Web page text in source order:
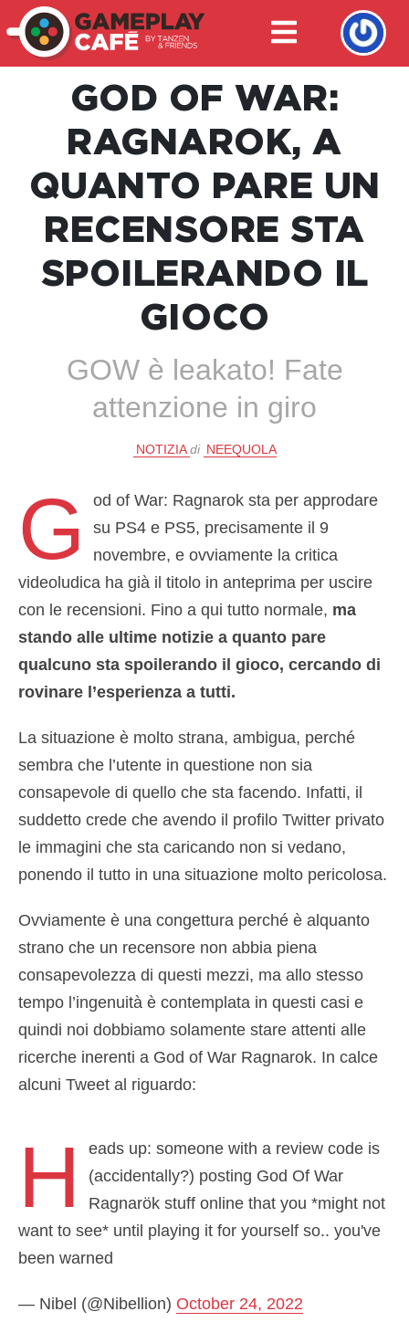
GOD OF WAR:
RAGNAROK, A
QUANTO PARE UN
RECENSORE STA
SPOILERANDO IL
GIOCO
GOW è leakato! Fate
attenzione in giro
NOTIZIA di NEEQUOLA
G
od of War: Ragnarok sta per approdare
su PS4 e PS5, precisamente il 9
novembre, e ovviamente la critica
videoludica ha già il titolo in anteprima per uscire
con le recensioni. Fino a qui tutto normale, ma
stando alle ultime notizie a quanto pare
qualcuno sta spoilerando il gioco, cercando di
rovinare l’esperienza a tutti.
La situazione è molto strana, ambigua, perché
sembra che l’utente in questione non sia
consapevole di quello che sta facendo. Infatti, il
suddetto crede che avendo il profilo Twitter privato
le immagini che sta caricando non si vedano,
ponendo il tutto in una situazione molto pericolosa.
Ovviamente è una congettura perché è alquanto
strano che un recensore non abbia piena
consapevolezza di questi mezzi, ma allo stesso
tempo l’ingenuità è contemplata in questi casi e
quindi noi dobbiamo solamente stare attenti alle
ricerche inerenti a God of War Ragnarok. In calce
alcuni Tweet al riguardo:
H
eads up: someone with a review code is
(accidentally?) posting God Of War
Ragnarök stuff online that you *might not
want to see* until playing it for yourself so.. you've
been warned
— Nibel (@Nibellion) October 24, 2022